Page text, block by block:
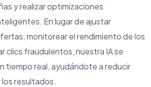
y realizar optimizaciones
En lugar de ajustar
monitorear el rendimiento de los
clics fraudulentos, nuestra IA se
tiempo real, ayudándote a reducir
resultados.